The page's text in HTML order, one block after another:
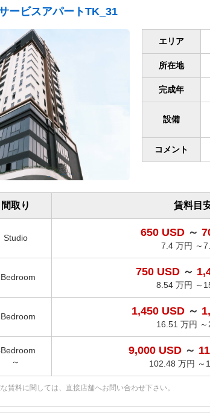
ービスアパートTK_31
エリア
所在地
完成年
設備
コメント
間取り 賃料目
Studio 650 USD ～
7.4 万円 ～
750 USD ～
8.54 万円 ～
1,450 USD ～
16.51 万円 ～
～
9,000 USD ～
102.48 万円 ～
賃料に関しては、直接店舗へお問い合わせ下さい。